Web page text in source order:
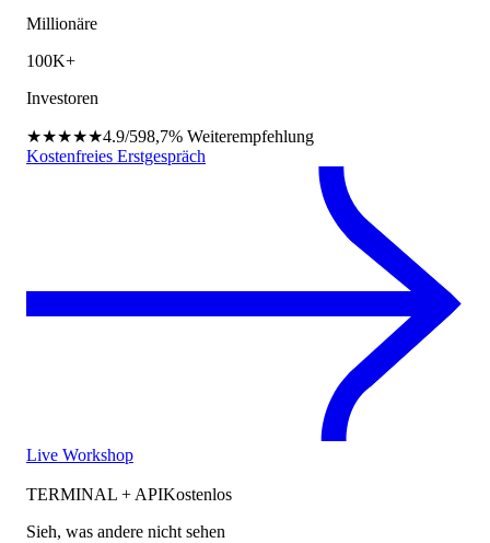
Millionäre
100K+
Investoren
★★★★★4.9/598,7% Weiterempfehlung
Kostenfreies Erstgespräch
Live Workshop
TERMINAL + APIKostenlos
Sieh, was andere nicht sehen